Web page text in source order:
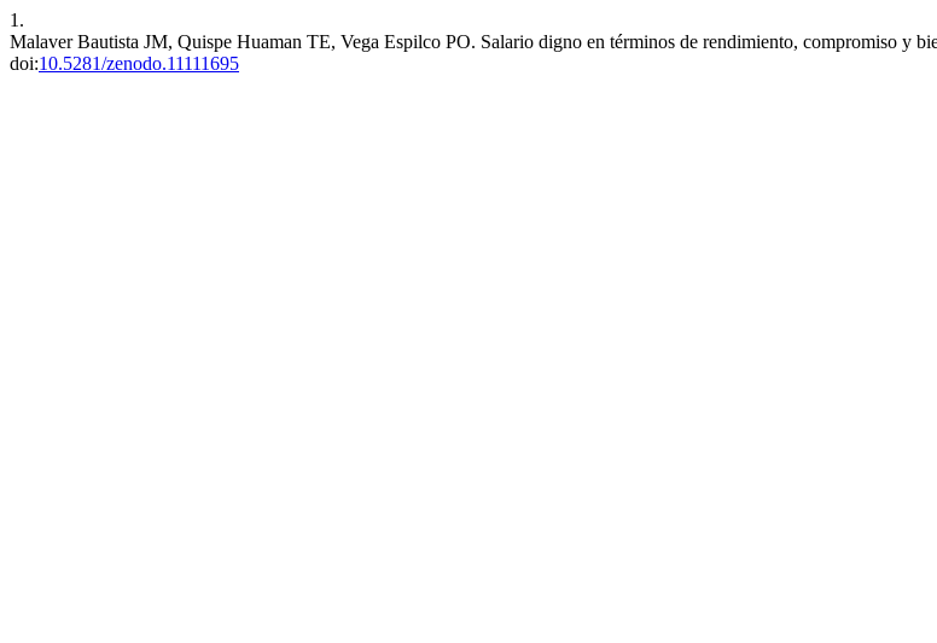
1.
Malaver Bautista JM, Quispe Huaman TE, Vega Espilco PO. Salario digno en términos de rendimiento, compromiso y
doi:10.5281/zenodo.11111695